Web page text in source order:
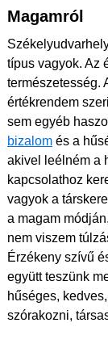
Magamról
típus vagyok. Az
természetesség.
értékrendem
sem egyéb
bizalom és a
akivel leélném a
kapcsolathoz
vagyok a
a magam
nem viszem
Érzékeny szívű
együtt teszünk
hűséges,
szórakozni,